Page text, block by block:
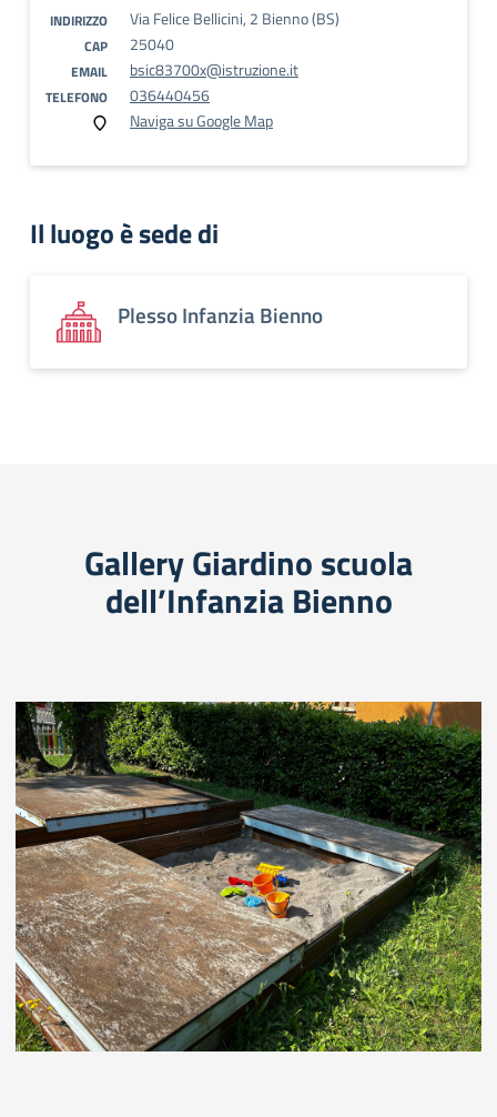
INDIRIZZO Via Felice Bellicini, 2 Bienno (BS)
CAP 25040
EMAIL bsic83700x@istruzione.it
TELEFONO
036440456
Naviga su Google Map
Il luogo è sede di
Plesso Infanzia Bienno
Gallery Giardino scuola
dell’Infanzia Bienno